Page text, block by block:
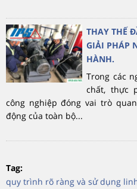
THAY THẾ
GIẢI PHÁP
HÀNH.
Trong các
chất, thực
công nghiệp đóng vai trò
động của toàn bộ...
Tag:
quy trình rõ ràng và sử dụng